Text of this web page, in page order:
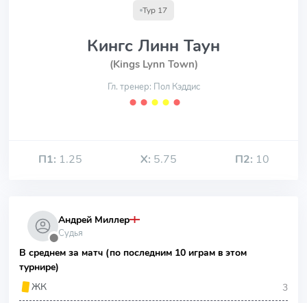
Тур 17
Кингс Линн Таун
(Kings Lynn Town)
Гл. тренер: Пол Кэддис
⬤ ⬤ ⬤ ⬤ ⬤
П1: 1.25 Х: 5.75 П2: 10
⬤
Андрей Миллер
Судья
В среднем за матч (по последним 10 играм в этом
турнире)
ЖК
3